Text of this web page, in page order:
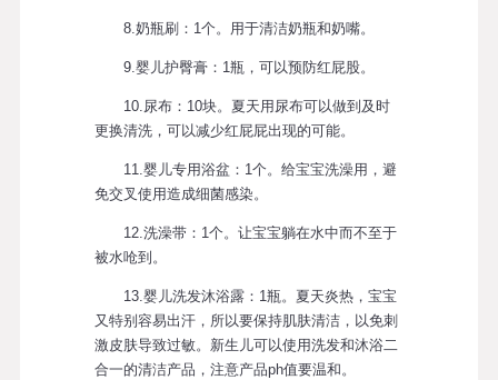
8.奶瓶刷：1个。用于清洁奶瓶和奶嘴。
9.婴儿护臀膏：1瓶，可以预防红屁股。
10.尿布：10块。夏天用尿布可以做到及时
更换清洗，可以减少红屁屁出现的可能。
11.婴儿专用浴盆：1个。给宝宝洗澡用，避
免交叉使用造成细菌感染。
12.洗澡带：1个。让宝宝躺在水中而不至于
被水呛到。
13.婴儿洗发沐浴露：1瓶。夏天炎热，宝宝
又特别容易出汗，所以要保持肌肤清洁，以免刺
激皮肤导致过敏。新生儿可以使用洗发和沐浴二
合一的清洁产品，注意产品ph值要温和。